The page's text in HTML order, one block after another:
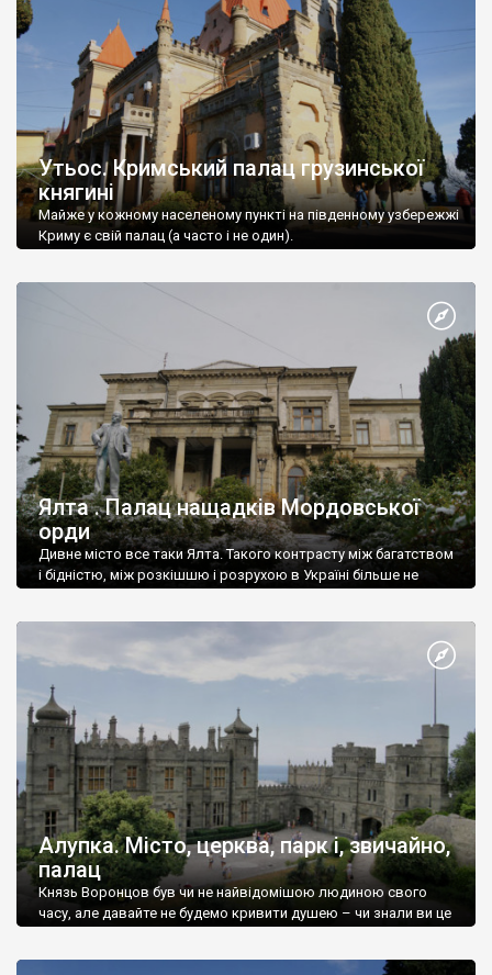
Утьос. Кримський палац грузинської
княгині
Майже у кожному населеному пункті на південному узбережжі
Криму є свій палац (а часто і не один).
Ялта . Палац нащадків Мордовської
орди
Дивне місто все таки Ялта. Такого контрасту між багатством
і бідністю, між розкішшю і розрухою в Україні більше не
Алупка. Місто, церква, парк і, звичайно,
палац
Князь Воронцов був чи не найвідомішою людиною свого
часу, але давайте не будемо кривити душею – чи знали ви це